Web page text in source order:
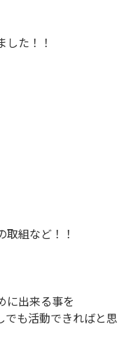
た！！
組など！！
に出来る事を
でも活動できればと思